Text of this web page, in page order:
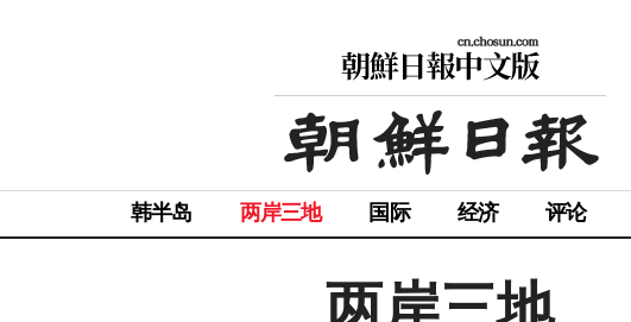
韩半岛 两岸三地 国际 经济 评论
两岸三地